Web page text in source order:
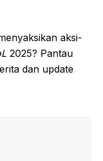
aksi-
2025? Pantau
dan update